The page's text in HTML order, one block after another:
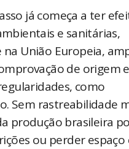
já começa a ter
e sanitárias,
União Europeia,
de origem
como
Sem rastreabilidade
produção brasileira
ou perder espaço